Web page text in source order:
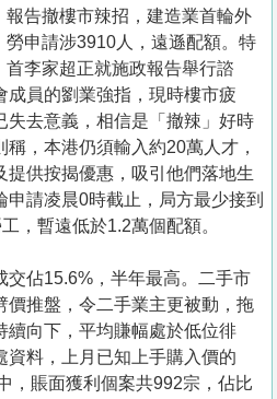
報告撤樓市辣招，建造業首輪外
勞申請涉3910人，遠遜配額。特
首李家超正就施政報告舉行諮
成員的劉業強指，現時樓市疲
失去意義，相信是「撤辣」好時
，本港仍須輸入約20萬人才，
提供按揭優惠，吸引他們落地生
請凌晨0時截止，局方最少接到
，暫遠低於1.2萬個配額。
交佔15.6%，半年最高。二手市
價推盤，令二手業主更被動，拖
續向下，平均賺幅處於低位徘
資料，上月已知上手購入價的
，賬面獲利個案共992宗，佔比